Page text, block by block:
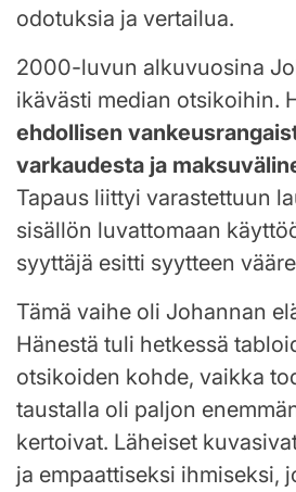
odotuksia ja vertailua.
2000-luvun alkuvuosina
ikävästi median otsikoihin.
ehdollisen
varkaudesta ja
Tapaus liittyi varastettuun
sisällön luvattomaan
syyttäjä esitti syytteen
Tämä vaihe oli Johannan
Hänestä tuli hetkessä
otsikoiden kohde, vaikka
taustalla oli paljon
kertoivat. Läheiset
ja empaattiseksi ihmiseksi,